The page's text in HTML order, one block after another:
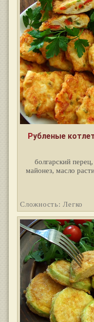
Рубленые котлеты с сыром и болгарским
болгарский
майонез, масло
Сложность: Легко